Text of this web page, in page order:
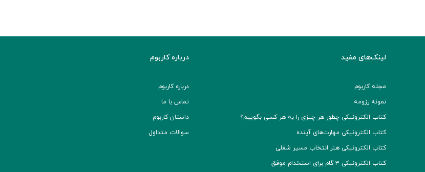
لینک‌های مفید
مجله کاربوم
نمونه رزومه
کتاب الکترونیکی چطور هر چیزی را به هر کسی بگوییم؟
کتاب الکترونیکی مهارت‌های آینده
کتاب الکترونیکی هنر انتخاب مسیر شغلی
کتاب الکترونیکی ۳ گام برای استخدام موفق
درباره کاربوم
درباره کاربوم
تماس با ما
داستان کاربوم
سوالات متداول